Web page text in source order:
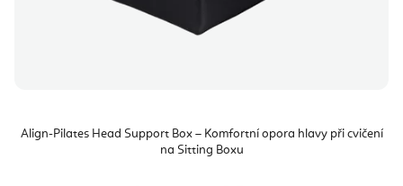
Align-Pilates Head Support Box – Komfortní opora hlavy při cvičení
na Sitting Boxu